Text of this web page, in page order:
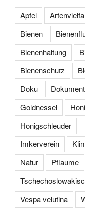
Apfel
Bienen
Bienenhaltung
Bienenschutz
Doku
Goldnessel
Honigschleuder
Imkerverein
Natur
Pflaume
Vespa velutina